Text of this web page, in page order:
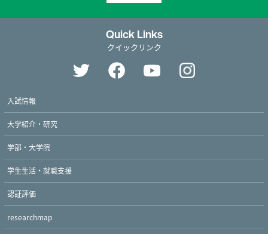
Quick Links
クイックリンク
入試情報
大学紹介・研究
学部・大学院
学生生活・就職支援
認証評価
researchmap